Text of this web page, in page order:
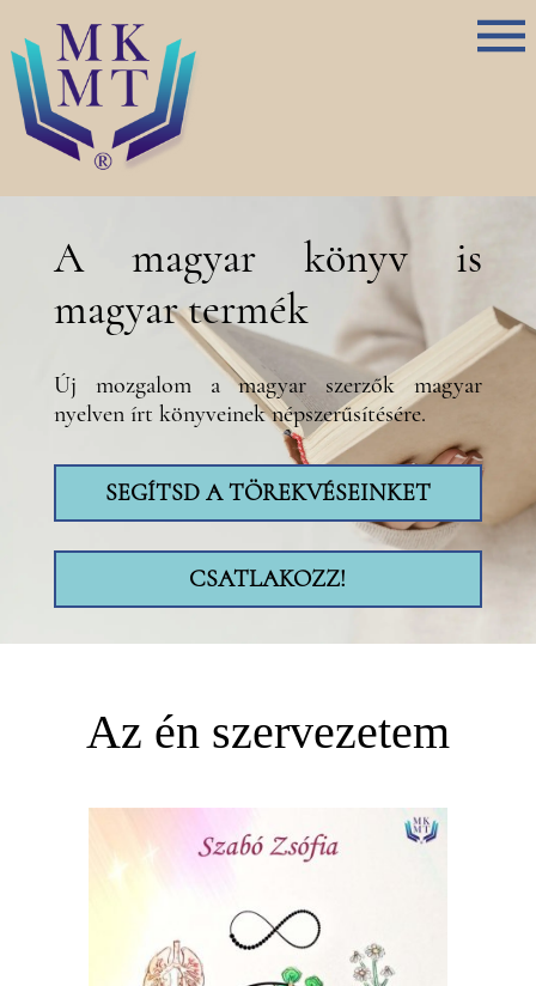
A magyar könyv is
magyar termék
Új mozgalom a magyar szerzők magyar
nyelven írt könyveinek népszerűsítésére.
SEGÍTSD A TÖREKVÉSEINKET
CSATLAKOZZ!
Az én szervezetem